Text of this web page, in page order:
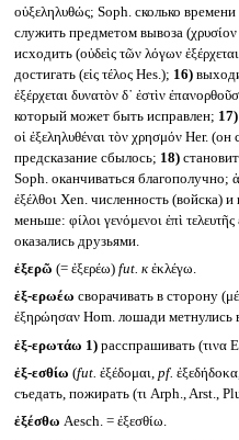
οὑξεληλυθώς; Soph. сколько
служить предметом вывоза (χρυσίον
исходить (οὐδεὶς τῶν λόγων
достигать (εἰς τέλος Hes.); 16)
ἐξέρχεται δυνατὸν δ᾽ ἐστὶν
который может быть исправлен; 17)
οἱ ἐξεληλυθέναι τὸν χρησμόν Her.
предсказание сбылось; 18)
Soph. оканчиваться благополучно;
ἐξέλθοι Xen. численность (войска)
меньше: φίλοι γενόμενοι ἐπὶ
оказались друзьями.
ἐξερῶ (= ἐξερέω) fut. кἐκλέγω.
ἐξ-ερωέω сворачивать в сторону
ἐξηρώησαν Hom. лошади метнулись
ἐξ-ερωτάω 1)расспрашивать (τινα
ἐξ-εσθίω (fut. ἐξέδομαι, pf.
съедать, пожирать (τι Arph., Arst.,
ἐξέσθω Aesch. = ἐξεσθίω.